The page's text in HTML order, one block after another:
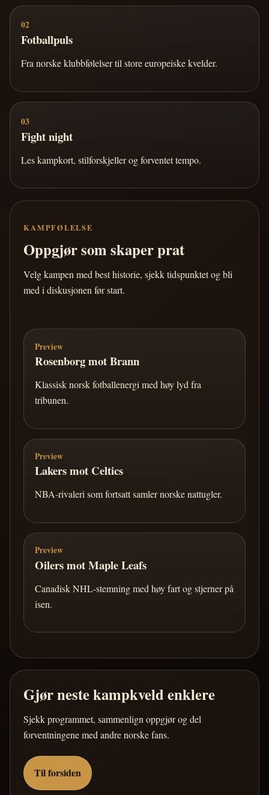
02
Fotballpuls
Fra norske klubbfølelser til store europeiske kvelder.
03
Fight night
Les kampkort, stilforskjeller og forventet tempo.
KAMPFØLELSE
Oppgjør som skaper prat
Velg kampen med best historie, sjekk tidspunktet og bli
med i diskusjonen før start.
Preview
Rosenborg mot Brann
Klassisk norsk fotballenergi med høy lyd fra
tribunen.
Preview
Lakers mot Celtics
NBA-rivaleri som fortsatt samler norske nattugler.
Preview
Oilers mot Maple Leafs
Canadisk NHL-stemning med høy fart og stjerner på
isen.
Gjør neste kampkveld enklere
Sjekk programmet, sammenlign oppgjør og del
forventningene med andre norske fans.
Til forsiden